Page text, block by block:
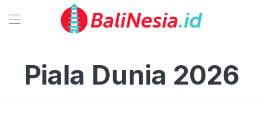
Piala Dunia 2026